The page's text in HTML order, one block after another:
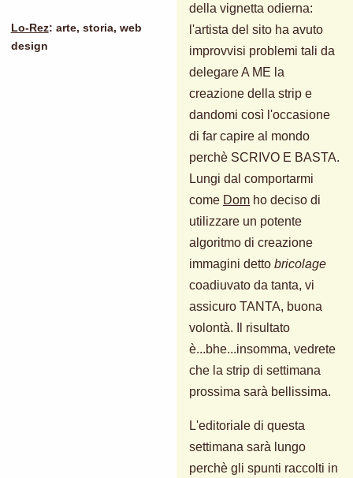
Lo-Rez: arte, storia, web
design
della vignetta odierna:
l'artista del sito ha avuto
improvvisi problemi tali da
delegare A ME la
creazione della strip e
dandomi così l'occasione
di far capire al mondo
perchè SCRIVO E BASTA.
Lungi dal comportarmi
come Dom ho deciso di
utilizzare un potente
algoritmo di creazione
immagini detto bricolage
coadiuvato da tanta, vi
assicuro TANTA, buona
volontà. Il risultato
è...bhe...insomma, vedrete
che la strip di settimana
prossima sarà bellissima.
L'editoriale di questa
settimana sarà lungo
perchè gli spunti raccolti in